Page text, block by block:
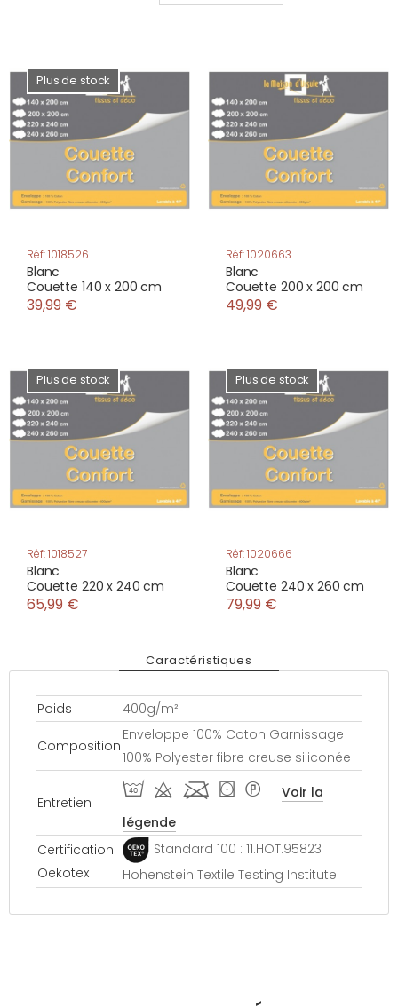
Plus de stock
Réf: 1018526
Blanc
Couette 140 x 200 cm
39,99 €
Réf: 1020663
Blanc
Couette 200 x 200 cm
49,99 €
Plus de stock
Réf: 1018527
Blanc
Couette 220 x 240 cm
65,99 €
Plus de stock
Réf: 1020666
Blanc
Couette 240 x 260 cm
79,99 €
Caractéristiques
Poids 400g/m²
Composition
Enveloppe 100% Coton Garnissage
100% Polyester fibre creuse siliconée
Entretien
I d l ( *
Voir la
légende
Certification
Oekotex
Standard 100 : 11.HOT.95823
Hohenstein Textile Testing Institute